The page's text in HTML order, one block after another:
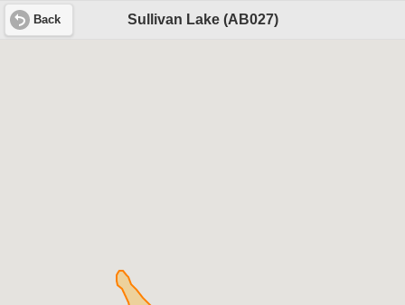
Back Sullivan Lake (AB027)